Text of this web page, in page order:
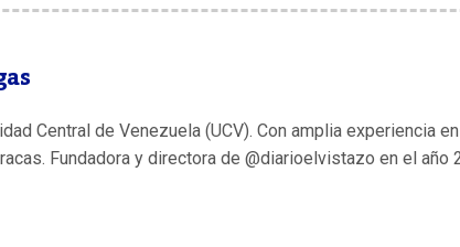
Central de Venezuela (UCV). Con amplia experiencia
Fundadora y directora de @diarioelvistazo en el año